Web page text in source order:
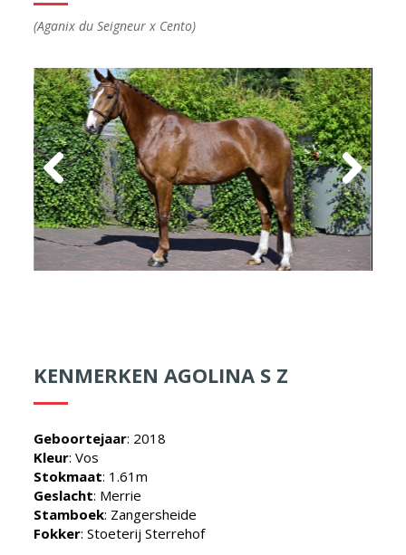
(Aganix du Seigneur x Cento)
Previous Next
KENMERKEN AGOLINA S Z
Geboortejaar: 2018
Kleur: Vos
Stokmaat: 1.61m
Geslacht: Merrie
Stamboek: Zangersheide
Fokker: Stoeterij Sterrehof